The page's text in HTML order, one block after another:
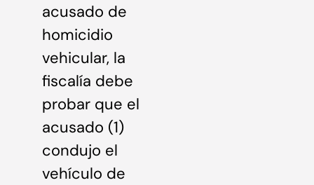
acusado de
homicidio
vehicular, la
fiscalía debe
probar que el
acusado (1)
condujo el
vehículo de